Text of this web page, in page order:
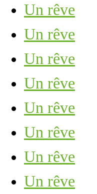
Un rêve
Un rêve
Un rêve
Un rêve
Un rêve
Un rêve
Un rêve
Un rêve